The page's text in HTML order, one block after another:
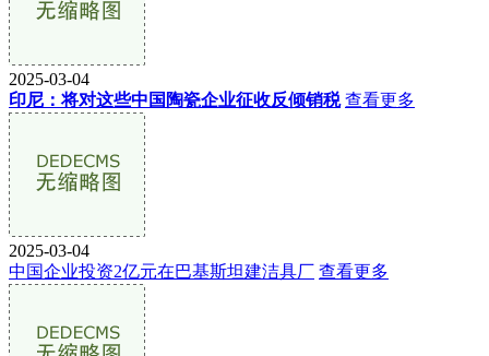
2025-03-04
印尼：将对这些中国陶瓷企业征收反倾销税 查看更多
2025-03-04
中国企业投资2亿元在巴基斯坦建洁具厂 查看更多